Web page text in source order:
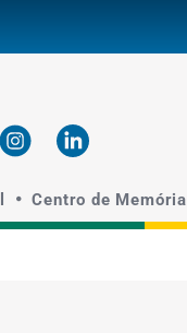
Centro de Memória